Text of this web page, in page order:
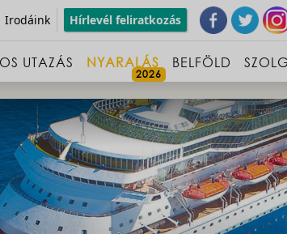
Irodáink Hírlevél feliratkozás
UTAZÁS NYARALÁS BELFÖLD